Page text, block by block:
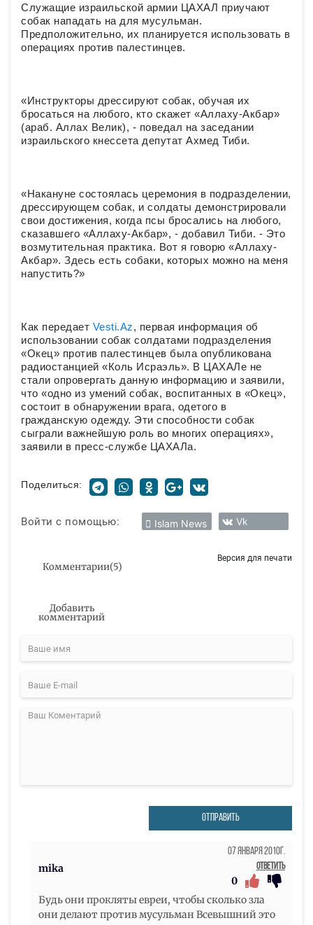
Служащие израильской армии ЦАХАЛ приучают
собак нападать на для мусульман.
Предположительно, их планируется использовать в
операциях против палестинцев.
«Инструкторы дрессируют собак, обучая их
бросаться на любого, кто скажет «Аллаху-Акбар»
(араб. Аллах Велик), - поведал на заседании
израильского кнессета депутат Ахмед Тиби.
«Накануне состоялась церемония в подразделении,
дрессирующем собак, и солдаты демонстрировали
свои достижения, когда псы бросались на любого,
сказавшего «Аллаху-Акбар», - добавил Тиби. - Это
возмутительная практика. Вот я говорю «Аллаху-
Акбар». Здесь есть собаки, которых можно на меня
напустить?»
Как передает Vesti.Az, первая информация об
использовании собак солдатами подразделения
«Окец» против палестинцев была опубликована
радиостанцией «Коль Исраэль». В ЦАХАЛе не
стали опровергать данную информацию и заявили,
что «одно из умений собак, воспитанных в «Окец»,
состоит в обнаружении врага, одетого в
гражданскую одежду. Эти способности собак
сыграли важнейшую роль во многих операциях»,
заявили в пресс-службе ЦАХАЛа.
Поделиться:
Войти с помощью: Islam News Vk
Комментарии(5)
Версия для печати
Добавить
комментарий
ОТПРАВИТЬ
mika
07 Января 2010г.
Ответить
0
Будь они прокляты евреи, чтобы сколько зла
они делают против мусульман Всевышний это